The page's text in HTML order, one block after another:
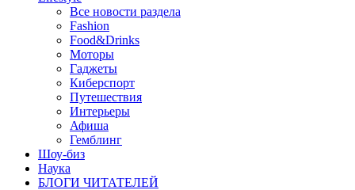
Все новости раздела
Fashion
Food&Drinks
Моторы
Гаджеты
Киберспорт
Путешествия
Интерьеры
Афиша
Гемблинг
Шоу-биз
Наука
БЛОГИ ЧИТАТЕЛЕЙ